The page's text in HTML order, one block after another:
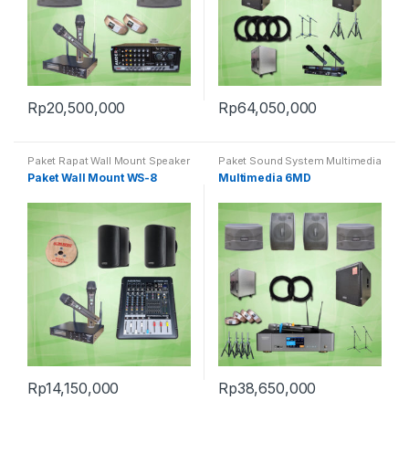
Rp20,500,000 Rp64,050,000
Paket Rapat Wall Mount Speaker
Paket Wall Mount WS-8
Rp14,150,000
Paket Sound System Multimedia
Multimedia 6MD
Rp38,650,000